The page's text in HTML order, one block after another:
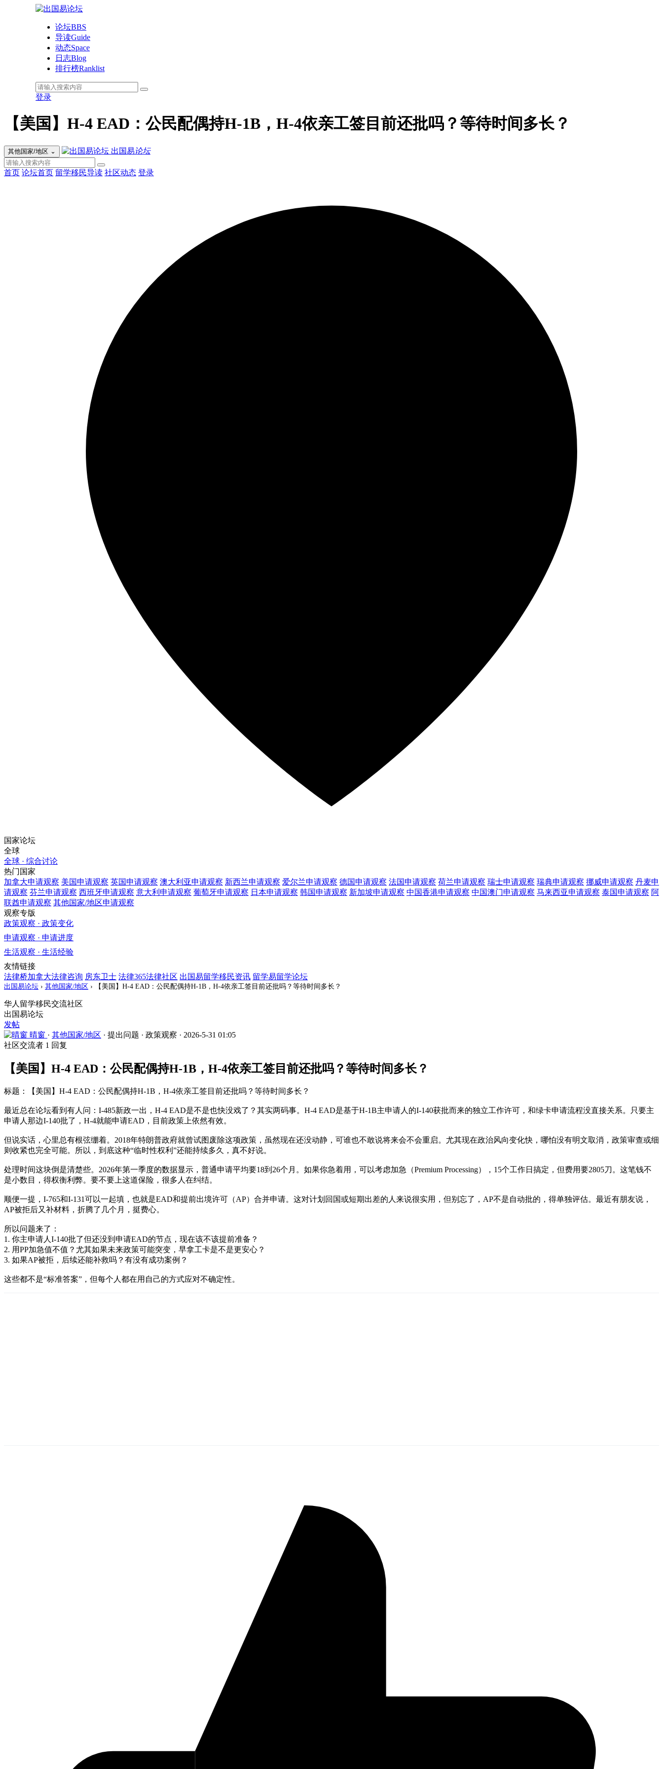
论坛BBS
导读Guide
动态Space
日志Blog
排行榜Ranklist
登录
【美国】H-4 EAD：公民配偶持H-1B，H-4依亲工签目前还批吗？等待时间多长？
其他国家/地区 ⌄ 出国易论坛
首页 论坛首页 留学移民导读 社区动态 登录
国家论坛
全球
全球 · 综合讨论
热门国家
加拿大申请观察 美国申请观察 英国申请观察 澳大利亚申请观察 新西兰申请观察 爱尔兰申请观察 德国申请观察 法国申请观察 荷兰申请观察 瑞士申请观察 瑞典申请观察 挪威申请观察 丹麦申
请观察 芬兰申请观察 西班牙申请观察 意大利 申请观察 葡萄牙申请观察 日本申请观察 韩国申请观察 新加坡申请观察 中国香港申请观察 中国澳门申请观察 马来西亚申请观察 泰国申请观察 阿
联酋申请观察 其他国家/地区申请观察
观察专版
政策观察 · 政策变化
申请观察 · 申请进度
生活观察 · 生活经验
友情链接
法律桥加拿大法律咨询 房东卫士 法律365法律社区 出国易留学移民资讯 留学易留学论坛
出国易论坛 › 其他国家/地区 › 【美国】H-4 EAD：公民配偶持H-1B，H-4依亲工签目前还批吗？等待时间多长？
华人留学移民交流社区
出国易论坛
发帖
晴窗 · 其他国家/地区 · 提出问题 · 政策观察 · 2026-5-31 01:05
社区交流者 1 回复
【美国】H-4 EAD：公民配偶持H-1B，H-4依亲工签目前还批吗？等待时间多长？
标题：【美国】H-4 EAD：公民配偶持H-1B，H-4依亲工签目前还批吗？等待时间多长？
最近总在论坛看到有人问：I-485新政一出，H-4 EAD是不是也快没戏了？其实两码事。H-4 EAD是基于H-1B主申请人的I-140获批而来的独立工作许可，和绿卡申请流程没直接关系。只要主
申请人那边I-140批了，H-4就能申请EAD，目前政策上依然有效。
但说实话，心里总有根弦绷着。2018年特朗普政府就曾试图废除这项政策，虽然现在还没动静，可谁也不敢说将来会不会重启。尤其现在政治风向变化快，哪怕没有明文取消，政策审查或细
则收紧也完全可能。所以，到底这种“临时性权利”还能持续多久，真不好说。
处理时间这块倒是清楚些。2026年第一季度的数据显示，普通申请平均要18到26个月。如果你急着用，可以考虑加急（Premium Processing），15个工作日搞定，但费用要2805刀。这笔钱不
是小数目，得权衡利弊。要不要上这道保险，很多人在纠结。
顺便一提，I-765和I-131可以一起填，也就是EAD和提前出境许可（AP）合并申请。这对计划回国或短期出差的人来说很实用，但别忘了，AP不是自动批的，得单独评估。最近有朋友说，
AP被拒后又补材料，折腾了几个月，挺费心。
所以问题来了：
1. 你主申请人I-140批了但还没到申请EAD的节点，现在该不该提前准备？
2. 用PP加急值不值？尤其如果未来政策可能突变，早拿工卡是不是更安心？
3. 如果AP被拒，后续还能补救吗？有没有成功案例？
这些都不是“标准答案”，但每个人都在用自己的方式应对不确定性。